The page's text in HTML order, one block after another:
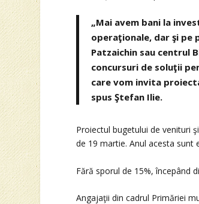
„Mai avem bani la
operaţionale, dar şi pe
Patzaichin sau centrul
concursuri de soluţii
care vom invita
spus Ştefan Ilie.
Proiectul bugetului de venituri
de 19 martie. Anul acesta sunt
Fără sporul de 15%, începând
Angajaţii din cadrul Primăriei